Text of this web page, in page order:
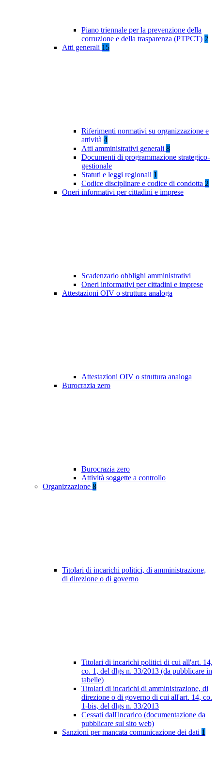
Piano triennale per la prevenzione della
corruzione e della trasparenza (PTPCT) 2
Atti generali 15
Riferimenti normativi su organizzazione e
attività 4
Atti amministrativi generali 8
Documenti di programmazione strategico-
gestionale
Statuti e leggi regionali 1
Codice disciplinare e codice di condotta 2
Oneri informativi per cittadini e imprese
Scadenzario obblighi amministrativi
Oneri informativi per cittadini e imprese
Attestazioni OIV o struttura analoga
Attestazioni OIV o struttura analoga
Burocrazia zero
Burocrazia zero
Attività soggette a controllo
Organizzazione 8
Titolari di incarichi politici, di amministrazione,
di direzione o di governo
Titolari di incarichi politici di cui all'art. 14,
co. 1, del dlgs n. 33/2013 (da pubblicare in
tabelle)
Titolari di incarichi di amministrazione, di
direzione o di governo di cui all'art. 14, co.
1-bis, del dlgs n. 33/2013
Cessati dall'incarico (documentazione da
pubblicare sul sito web)
Sanzioni per mancata comunicazione dei dati 1